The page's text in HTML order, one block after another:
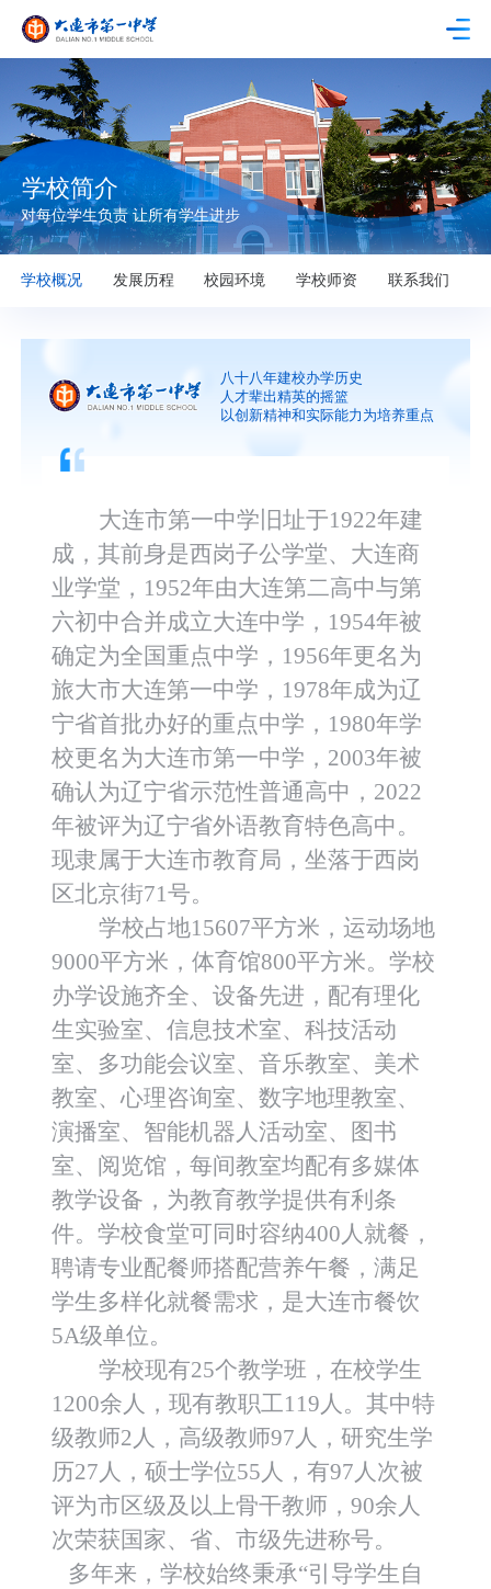
学校简介
对每位学生负责 让所有学生进步
学校概况 发展历程 校园环境 学校师资 联系我们
八十八年建校办学历史
人才辈出精英的摇篮
以创新精神和实际能力为培养重点
大连市第一中学旧址于1922年建
成，其前身是西岗子公学堂、大连商
业学堂，1952年由大连第二高中与第
六初中合并成立大连中学，1954年被
确定为全国重点中学，1956年更名为
旅大市大连第一中学，1978年成为辽
宁省首批办好的重点中学，1980年学
校更名为大连市第一中学，2003年被
确认为辽宁省示范性普通高中，2022
年被评为辽宁省外语教育特色高中。
现隶属于大连市教育局，坐落于西岗
区北京街71号。
学校占地15607平方米，运动场地
9000平方米，体育馆800平方米。学校
办学设施齐全、设备先进，配有理化
生实验室、信息技术室、科技活动
室、多功能会议室、音乐教室、美术
教室、心理咨询室、数字地理教室、
演播室、智能机器人活动室、图书
室、阅览馆，每间教室均配有多媒体
教学设备，为教育教学提供有利条
件。学校食堂可同时容纳400人就餐，
聘请专业配餐师搭配营养午餐，满足
学生多样化就餐需求，是大连市餐饮
5A级单位。
学校现有25个教学班，在校学生
1200余人，现有教职工119人。其中特
级教师2人，高级教师97人，研究生学
历27人，硕士学位55人，有97人次被
评为市区级及以上骨干教师，90余人
次荣获国家、省、市级先进称号。
多年来，学校始终秉承“引导学生自